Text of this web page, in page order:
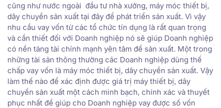
cũng như nước ngoài đầu tư nhà xưởng, máy móc thiết bị,
dây chuyền sản xuất tại đây để phát triển sản xuất. Vì vậy
nhu cầu vay vốn từ các tổ chức tín dụng là rất quan trọng
và cần thiết đối với Doanh nghiệp nó sẽ giúp Doanh nghiệp
có nền tảng tài chính mạnh yên tâm để sản xuất. Một trong
những tài sản thông thường các Doanh nghiệp dùng thế
chấp vay vốn là máy móc thiết bị, dây chuyền sản xuất. Vậy
làm thế nào để xác định được giá trị máy thiết bị, dây
chuyền sản xuất một cách minh bạch, chính xác và thuyết
phục nhất để giúp cho Doanh nghiệp vay được số vốn